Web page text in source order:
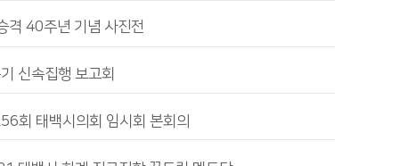
격 40주년 기념 사진전
신속집행 보고회
회 태백시의회 임시회 본회의